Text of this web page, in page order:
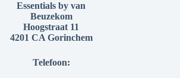
Essentials by van
Beuzekom
Hoogstraat 11
4201 CA Gorinchem
Telefoon: